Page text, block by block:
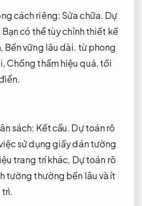
cách riêng: Sửa chữa. Dự
Bạn có thể tùy chỉnh thiết kế
Bền vững lâu dài. từ phong
Chống thấm hiệu quả. tối
sách: Kết cấu. Dự toán rõ
sử dụng giấy dán tường
trang trí khác, Dự toán rõ
tường thường bền lâu và ít